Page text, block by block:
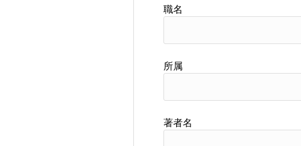
職名
所属
著者名